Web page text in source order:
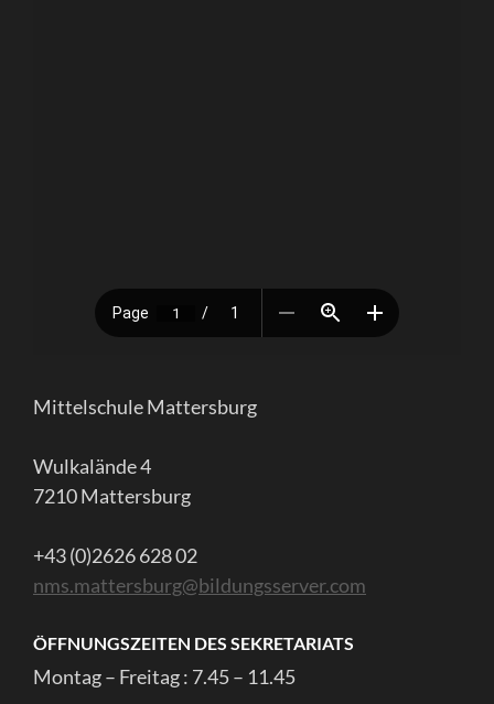
Mittelschule Mattersburg
Wulkalände 4
7210 Mattersburg
+43 (0)2626 628 02
nms.mattersburg@bildungsserver.com
ÖFFNUNGSZEITEN DES SEKRETARIATS
Montag – Freitag : 7.45 – 11.45